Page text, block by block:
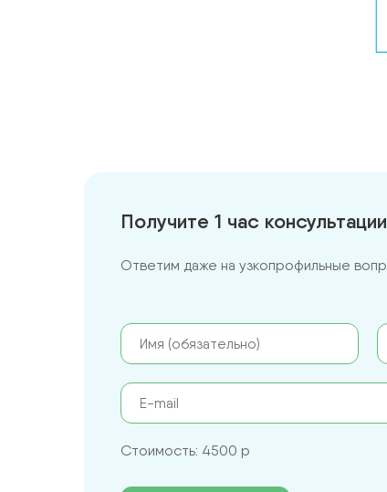
Получите 1 час
Ответим даже на узкопрофильные
Стоимость: 4500 р